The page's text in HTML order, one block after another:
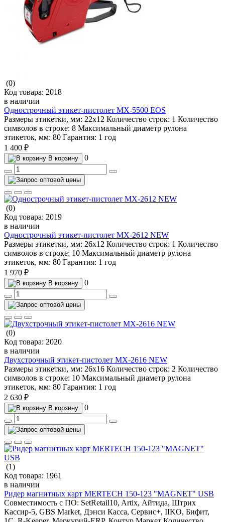
(0)
Код товара: 2018
в наличии
Однострочный этикет-пистолет MX-5500 EOS
Размеры этикетки, мм: 22х12 Количество строк: 1 Количество
символов в строке: 8 Максимальный диаметр рулона
этикеток, мм: 80 Гарантия: 1 год
1 400 ₽
В корзину 0
(0)
Код товара: 2019
в наличии
Однострочный этикет-пистолет MX-2612 NEW
Размеры этикетки, мм: 26х12 Количество строк: 1 Количество
символов в строке: 10 Максимальный диаметр рулона
этикеток, мм: 80 Гарантия: 1 год
1 970 ₽
В корзину 0
(0)
Код товара: 2020
в наличии
Двухстрочный этикет-пистолет MX-2616 NEW
Размеры этикетки, мм: 26х16 Количество строк: 2 Количество
символов в строке: 10 Максимальный диаметр рулона
этикеток, мм: 80 Гарантия: 1 год
2 630 ₽
В корзину 0
(1)
Код товара: 1961
в наличии
Ридер магнитных карт MERTECH 150-123 "MAGNET" USB
Совместимость с ПО: SetRetail10, Artix, Айтида, Штрих
Кассир-5, GBS Market, Дэнси Касса, Сервис+, IIKO, Бифит,